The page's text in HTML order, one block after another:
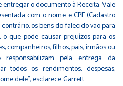
o documento à Receita. Vale
com o nome e CPF (Cadastro
os bens do falecido vão para
que pode causar prejuízos para os
companheiros, filhos, pais, irmãos ou
pela entrega da
todos os rendimentos, despesas,
dele”, esclarece Garrett.